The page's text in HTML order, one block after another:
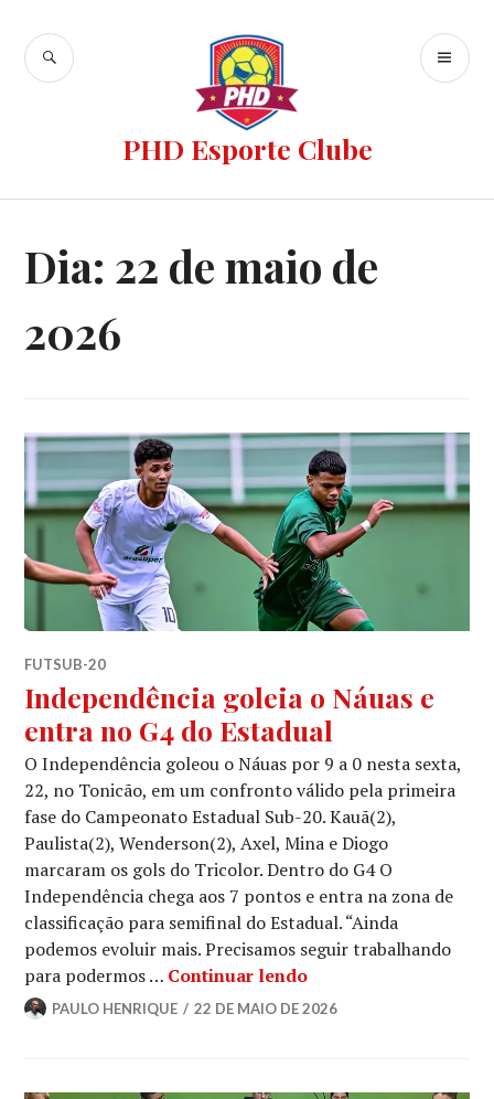
PHD Esporte Clube
Dia: 22 de maio de
2026
FUTSUB-20
Independência goleia o Náuas e
entra no G4 do Estadual
O Independência goleou o Náuas por 9 a 0 nesta sexta,
22, no Tonicão, em um confronto válido pela primeira
fase do Campeonato Estadual Sub-20. Kauã(2),
Paulista(2), Wenderson(2), Axel, Mina e Diogo
marcaram os gols do Tricolor. Dentro do G4 O
Independência chega aos 7 pontos e entra na zona de
classificação para semifinal do Estadual. “Ainda
podemos evoluir mais. Precisamos seguir trabalhando
para podermos … Continuar lendo
PAULO HENRIQUE 22 DE MAIO DE 2026